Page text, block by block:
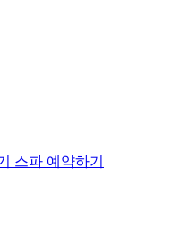
스파 예약하기